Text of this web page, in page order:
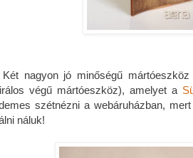
nagyon jó minőségű
végű mártóeszköz), amelyet a
szétnézni a webáruházban,
náluk!